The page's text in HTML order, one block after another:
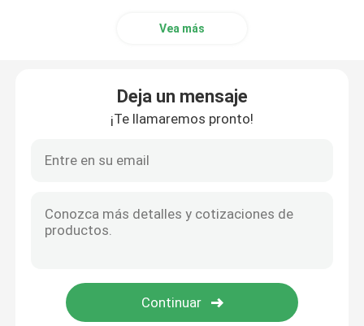
Vea más
Deja un mensaje
¡Te llamaremos pronto!